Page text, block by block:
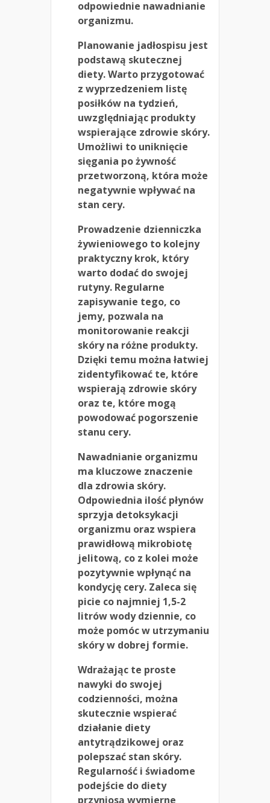
odpowiednie nawadnianie
organizmu.
Planowanie jadłospisu jest
podstawą skutecznej
diety. Warto przygotować
z wyprzedzeniem listę
posiłków na tydzień,
uwzględniając produkty
wspierające zdrowie skóry.
Umożliwi to uniknięcie
sięgania po żywność
przetworzoną, która może
negatywnie wpływać na
stan cery.
Prowadzenie dzienniczka
żywieniowego to kolejny
praktyczny krok, który
warto dodać do swojej
rutyny. Regularne
zapisywanie tego, co
jemy, pozwala na
monitorowanie reakcji
skóry na różne produkty.
Dzięki temu można łatwiej
zidentyfikować te, które
wspierają zdrowie skóry
oraz te, które mogą
powodować pogorszenie
stanu cery.
Nawadnianie organizmu
ma kluczowe znaczenie
dla zdrowia skóry.
Odpowiednia ilość płynów
sprzyja detoksykacji
organizmu oraz wspiera
prawidłową mikrobiotę
jelitową, co z kolei może
pozytywnie wpłynąć na
kondycję cery. Zaleca się
picie co najmniej 1,5-2
litrów wody dziennie, co
może pomóc w utrzymaniu
skóry w dobrej formie.
Wdrażając te proste
nawyki do swojej
codzienności, można
skutecznie wspierać
działanie diety
antytrądzikowej oraz
polepszać stan skóry.
Regularność i świadome
podejście do diety
przyniosą wymierne